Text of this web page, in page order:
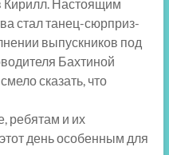
Кирилл. Настоящим
стал танец-сюрприз-
выпускников под
Бахтиной
сказать, что
ребятам и их
день особенным для